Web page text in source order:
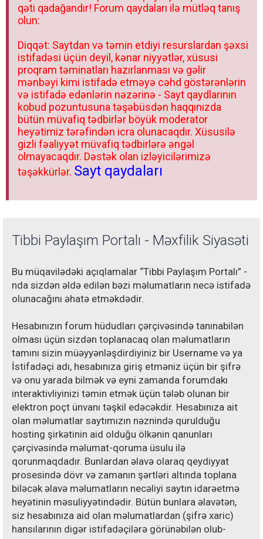
qəti qadağandır! Forum qaydaları ilə mütləq tanış
olun:
Diqqət: Saytdan və təmin etdiyi resurslardan şəxsi
istifadəsi üçün deyil, kənar niyyətlər, xüsusi
proqram təminatları hazırlanması və gəlir
mənbəyi kimi istifadə etməyə cəhd göstərənlərin
və istifadə edənlərin nəzərinə - Sayt qaydlarının
kobud pozuntusuna təşəbüsdən haqqınızda
bütün müvafiq tədbirlər böyük moderator
heyətimiz tərəfindən icra olunacaqdır. Xüsusilə
gizli fəaliyyət müvafiq tədbirlərə əngəl
olmayacaqdır. Dəstək olan izləyicilərimizə
təşəkkürlər. Sayt qaydaları
Tibbi Paylaşım Portalı - Məxfilik Siyasəti
Bu müqavilədəki açıqlamalar “Tibbi Paylaşım Portalı” -
nda sizdən əldə edilən bəzi məlumatların necə istifadə
olunacağını əhatə etməkdədir.
Hesabınızın forum hüdudları çərçivəsində tanınabilən
olması üçün sizdən toplanacaq olan məlumatların
tamını sizin müəyyənləşdirdiyiniz bir Username və ya
İstifadəçi adı, hesabınıza giriş etməniz üçün bir şifrə
və onu yarada bilmək və eyni zamanda forumdakı
interaktivliyinizi təmin etmək üçün tələb olunan bir
elektron poçt ünvanı təşkil edəcəkdir. Hesabınıza ait
olan məlumatlar saytımızın nəznində qurulduğu
hosting şirkətinin aid olduğu ölkənin qanunları
çərçivəsində məlumat-qoruma üsulu ilə
qorunmaqdadır. Bunlardan əlavə olaraq qeydiyyat
prosesində dövr və zamanın şərtləri altında toplana
biləcək əlavə məlumatların necəliyi saytın idarəetmə
heyətinin məsuliyyətindədir. Bütün bunlara əlavətən,
siz hesabınıza aid olan məlumatlardan (şifrə xaric)
hansılarının digər istifadəçilərə görünəbilən olub-